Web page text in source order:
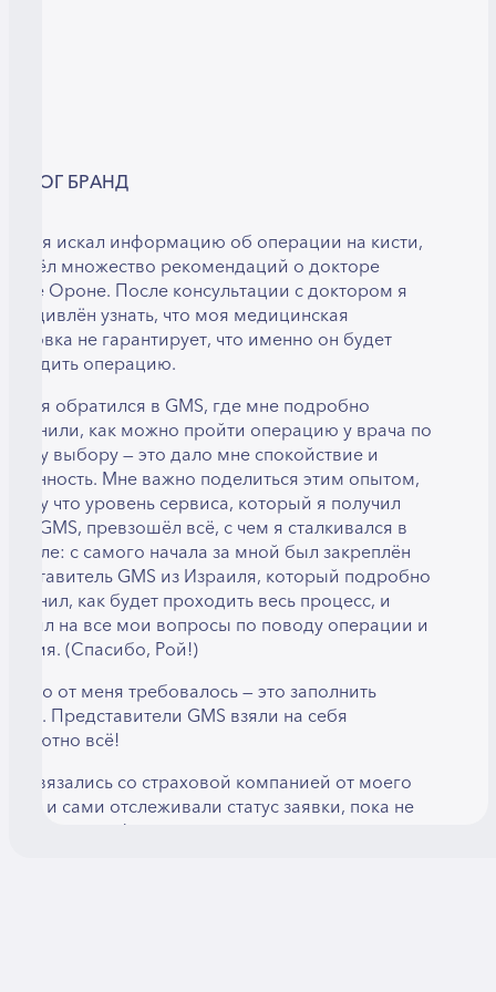
БРАНД
я искал информацию об операции на кисти,
множество рекомендаций о докторе
Ороне. После консультации с доктором я
удивлён узнать, что моя медицинская
не гарантирует, что именно он будет
операцию.
я обратился в GMS, где мне подробно
как можно пройти операцию у врача по
выбору — это дало мне спокойствие и
Мне важно поделиться этим опытом,
что уровень сервиса, который я получил
GMS, превзошёл всё, с чем я сталкивался в
с самого начала за мной был закреплён
GMS из Израиля, который подробно
как будет проходить весь процесс, и
на все мои вопросы по поводу операции и
(Спасибо, Рой!)
что от меня требовалось — это заполнить
Представители GMS взяли на себя
всё!
связались со страховой компанией от моего
и сами отслеживали статус заявки, пока не
получена финансовая гарантия на операцию.